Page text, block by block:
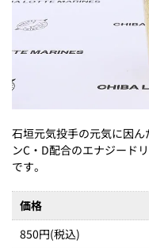
石垣元気投手の元気に因
ンC・D配合のエナジード
です。
価格
850円(税込)